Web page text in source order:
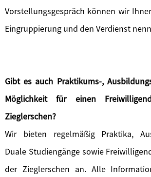
Vorstellungsgespräch können wir
Eingruppierung und den Verdienst
Gibt es auch Praktikums-,
Möglichkeit für einen
Zieglerschen?
Wir bieten regelmäßig Praktika,
Duale Studiengänge sowie
der Zieglerschen an. Alle